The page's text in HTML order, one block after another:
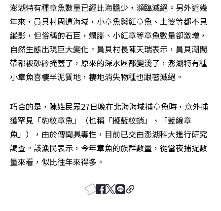
澎湖特有種章魚數量已經比海膽少，瀕臨滅絕。另外近幾
年來，員貝村周遭海域，小章魚與紅章魚、土婆等都不見
縱影，但俗稱的石巨，爛腳、小紅章等章魚數量卻激增，
自然生態出現巨大變化。員貝村長陳天瑞表示，員貝潮間
帶都被砂砱掩蓋了，原來的深水區都變淺了，澎湖特有種
小章魚喜棲半泥質地，棲地消失物種也跟著滅絕。
巧合的是，陳姓民眾27日晚在北海海域捕章魚時，意外捕
獲罕見「豹紋章魚」（也稱「擬藍紋蛸」、「藍線章
魚」），由於傳聞具毒性，目前已交由澎湖科大進行研究
調查。該漁民表示，今年章魚的族群數量，從當夜捕捉數
量來看，似比往年來得多。